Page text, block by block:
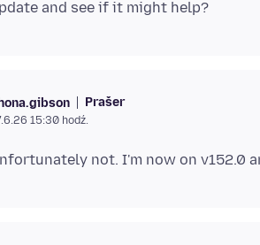
Prašer
15:30 hodź.